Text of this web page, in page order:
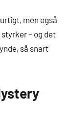
men også
– og det
så snart